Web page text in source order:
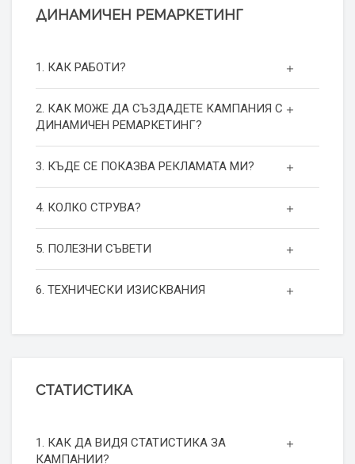
ДИНАМИЧЕН РЕМАРКЕТИНГ
1. КАК РАБОТИ?
2. КАК МОЖЕ ДА СЪЗДАДЕТЕ КАМПАНИЯ С
ДИНАМИЧЕН РЕМАРКЕТИНГ?
3. КЪДЕ СЕ ПОКАЗВА РЕКЛАМАТА МИ?
4. КОЛКО СТРУВА?
5. ПОЛЕЗНИ СЪВЕТИ
6. ТЕХНИЧЕСКИ ИЗИСКВАНИЯ
СТАТИСТИКА
1. КАК ДА ВИДЯ СТАТИСТИКА ЗА
КАМПАНИИ?